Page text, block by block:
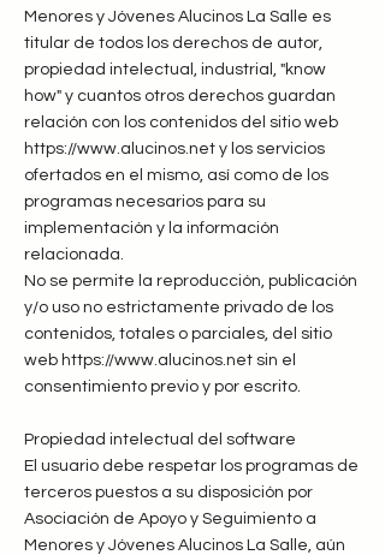
Menores y Jóvenes Alucinos La Salle es
titular de todos los derechos de autor,
propiedad intelectual, industrial, "know
how" y cuantos otros derechos guardan
relación con los contenidos del sitio web
https://www.alucinos.net y los servicios
ofertados en el mismo, así como de los
programas necesarios para su
implementación y la información
relacionada.
No se permite la reproducción, publicación
y/o uso no estrictamente privado de los
contenidos, totales o parciales, del sitio
web https://www.alucinos.net sin el
consentimiento previo y por escrito.
Propiedad intelectual del software
El usuario debe respetar los programas de
terceros puestos a su disposición por
Asociación de Apoyo y Seguimiento a
Menores y Jóvenes Alucinos La Salle, aún